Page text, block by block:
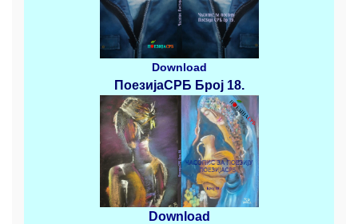
Download
ПоезијаСРБ Број 18.
Download